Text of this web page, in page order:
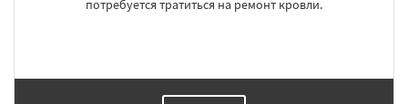
потребуется тратиться на ремонт кровли.